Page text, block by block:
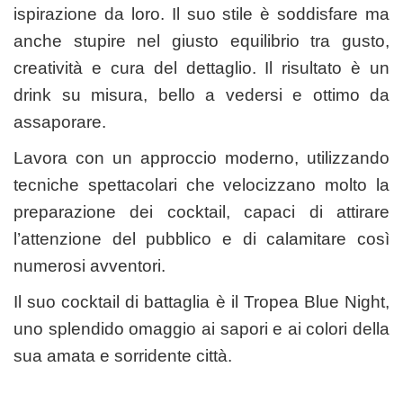
ispirazione da loro. Il suo stile è soddisfare ma
anche stupire nel giusto equilibrio tra gusto,
creatività e cura del dettaglio. Il risultato è un
drink su misura, bello a vedersi e ottimo da
assaporare.
Lavora con un approccio moderno, utilizzando
tecniche spettacolari che velocizzano molto la
preparazione dei cocktail, capaci di attirare
l’attenzione del pubblico e di calamitare così
numerosi avventori.
Il suo cocktail di battaglia è il Tropea Blue Night,
uno splendido omaggio ai sapori e ai colori della
sua amata e sorridente città.